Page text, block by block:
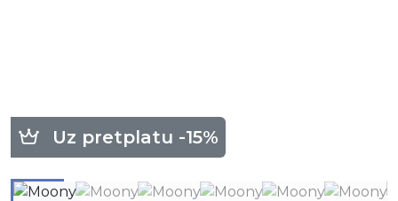
Uz pretplatu -15%